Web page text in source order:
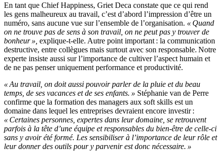
En tant que Chief Happiness, Griet Deca constate que ce qui rend
les gens malheureux au travail, c’est d’abord l’impression d’être un
numéro, sans aucune vue sur l’ensemble de l’organisation. « Quand
on ne trouve pas de sens à son travail, on ne peut pas y trouver de
bonheur », explique-t-elle. Autre point important : la communication
destructive, entre collègues mais surtout avec son responsable. Notre
experte insiste aussi sur l’importance de cultiver l’aspect humain et
de ne pas penser uniquement performance et productivité.
« Au travail, on doit aussi pouvoir parler de la pluie et du beau
temps, de ses vacances et de ses enfants. » Stéphanie van de Perre
confirme que la formation des managers aux soft skills est un
domaine dans lequel les entreprises devraient encore investir :
« Certaines personnes, expertes dans leur domaine, se retrouvent
parfois à la tête d’une équipe et responsables du bien-être de celle-ci
sans y avoir été formé. Les sensibiliser à l’importance de leur rôle et
leur donner des outils pour y parvenir est donc nécessaire. »